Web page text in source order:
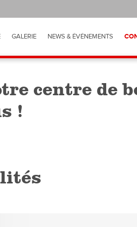
GALERIE NEWS & ÉVÉNEMENTS
centre de
!